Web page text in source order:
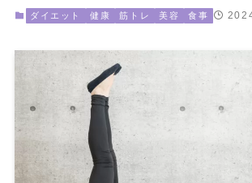
ダイエット 健康 筋トレ 美容 食事